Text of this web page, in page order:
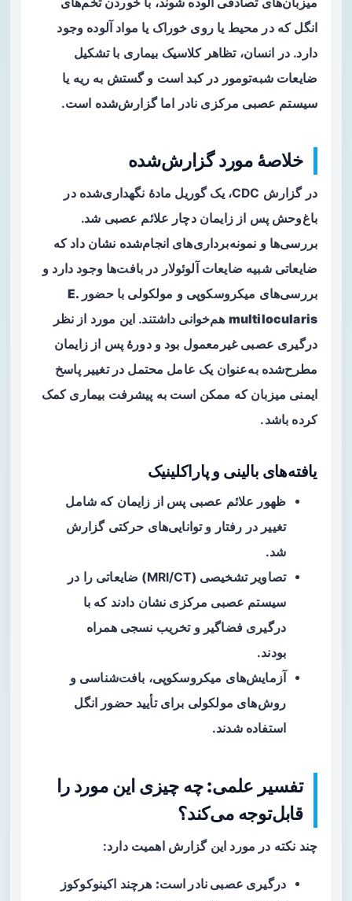
انگل که در محیط یا روی خوراک یا مواد آلوده وجود
دارد. در انسان، تظاهر کلاسیک بیماری با تشکیل
ضایعات شبه‌تومور درکبد است و گستش به ریه یا
سیستم عصبی مرکزی نادر اما گزارش‌شده است.
خلاصهٔ مورد گزارش‌شده
در گزارش CDC، یک گوریل مادهٔ نگهداری‌شده در
باغ‌وحش پس از زایمان دچار علائم عصبی شد.
بررسی‌ها و نمونه‌برداری‌های انجام‌شده نشان داد که
ضایعاتی شبیه ضایعات آلوئولار در بافت‌ها وجود دارد و
بررسی‌های میکروسکوپی و مولکولی با حضورE.
multilocularis هم‌خوانی داشتند. این مورد از نظر
درگیری عصبی غیرمعمول بود و دورهٔ پس از زایمان
مطرح‌شده به‌عنوان یک عامل محتمل در تغییر پاسخ
ایمنی میزبان که ممکن است به پیشرفت بیماری کمک
کرده باشد.
یافته‌های بالینی و پاراکلینیک
ظهور علائم عصبی پس از زایمان که شامل
تغییر در رفتار و توانایی‌های حرکتی گزارش
شد.
تصاویر تشخیصی (MRI/CT) ضایعاتی را در
سیستم عصبی مرکزی نشان دادند که با
درگیری فضاگیر و تخریب نسجی همراه
بودند.
آزمایش‌های میکروسکوپی، بافت‌شناسی و
روش‌های مولکولی برای تأیید حضور انگل
استفاده شدند.
تفسیر علمی: چه چیزی این مورد را
قابل‌توجه می‌کند؟
چند نکته در مورد این گزارش اهمیت دارد:
درگیری عصبی نادر است: هرچند اکینوکوکوز